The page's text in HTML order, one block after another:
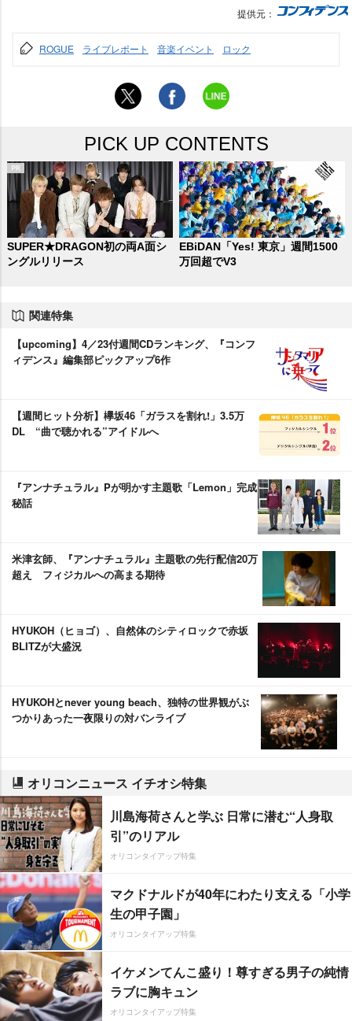
提供元：
ROGUE ライブレポート 音楽イベント ロック
PICK UP CONTENTS
SUPER★DRAGON初の両A面シ
ングルリリース
EBiDAN「Yes! 東京」週間1500
万回超でV3
関連特集
【upcoming】4／23付週間CDランキング、『コンフ
ィデンス』編集部ピックアップ6作
【週間ヒット分析】欅坂46「ガラスを割れ!」3.5万
DL “曲で聴かれる”アイドルへ
『アンナチュラル』Pが明かす主題歌「Lemon」完成
秘話
米津玄師、『アンナチュラル』主題歌の先行配信20万
超え フィジカルへの高まる期待
HYUKOH（ヒョゴ）、自然体のシティロックで赤坂
BLITZが大盛況
HYUKOHとnever young beach、独特の世界観がぶ
つかりあった一夜限りの対バンライブ
オリコンニュース イチオシ特集
川島海荷さんと学ぶ 日常に潜む“人身取
引”のリアル
オリコンタイアップ特集
マクドナルドが40年にわたり支える「小学
生の甲子園」
オリコンタイアップ特集
イケメンてんこ盛り！尊すぎる男子の純情
ラブに胸キュン
オリコンタイアップ特集